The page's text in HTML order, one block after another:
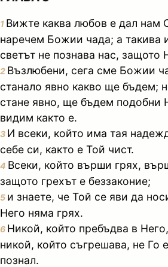
1 Вижте каква любов е дал нам
наречем Божии чада; а такива
светът не познава нас, защото
2 Възлюбени, сега сме Божии
станало явно какво ще бъдем;
стане явно, ще бъдем подобни
видим както е.
3 И всеки, който има тая
себе си, както е Той чист.
4 Всеки, който върши грях,
защото грехът е беззаконие;
5 и знаете, че Той се яви да
Него няма грях.
6 Никой, който пребъдва в
никой, който съгрешава, не Го
познал.